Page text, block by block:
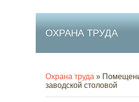
ОХРАНА ТРУДА
Охрана труда »
заводской столовой